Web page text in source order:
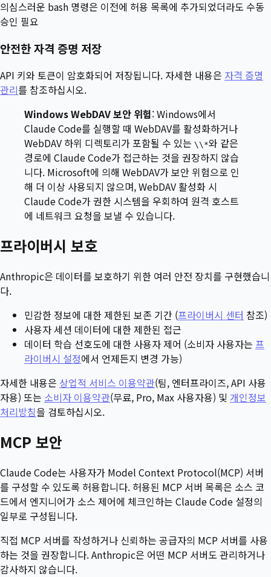
의심스러운 bash 명령은 이전에 허용 목록에 추가되었더라도 수동
승인 필요
안전한 자격 증명 저장
API 키와 토큰이 암호화되어 저장됩니다. 자세한 내용은 자격 증명
관리를 참조하십시오.
Windows WebDAV 보안 위험: Windows에서
Claude Code를 실행할 때 WebDAV를 활성화하거나
WebDAV 하위 디렉토리가 포함될 수 있는 \\*와 같은
경로에 Claude Code가 접근하는 것을 권장하지 않습
니다. Microsoft에 의해 WebDAV가 보안 위험으로 인
해 더 이상 사용되지 않으며, WebDAV 활성화 시
Claude Code가 권한 시스템을 우회하여 원격 호스트
에 네트워크 요청을 보낼 수 있습니다.
프라이버시 보호
Anthropic은 데이터를 보호하기 위한 여러 안전 장치를 구현했습니
다.
민감한 정보에 대한 제한된 보존 기간 (프라이버시 센터 참조)
사용자 세션 데이터에 대한 제한된 접근
데이터 학습 선호도에 대한 사용자 제어 (소비자 사용자는 프
라이버시 설정에서 언제든지 변경 가능)
자세한 내용은 상업적 서비스 이용약관(팀, 엔터프라이즈, API 사용
자용) 또는 소비자 이용약관(무료, Pro, Max 사용자용) 및 개인정보
처리방침을 검토하십시오.
MCP 보안
Claude Code는 사용자가 Model Context Protocol(MCP) 서버
를 구성할 수 있도록 허용합니다. 허용된 MCP 서버 목록은 소스 코
드에서 엔지니어가 소스 제어에 체크인하는 Claude Code 설정의
일부로 구성됩니다.
직접 MCP 서버를 작성하거나 신뢰하는 공급자의 MCP 서버를 사용
하는 것을 권장합니다. Anthropic은 어떤 MCP 서버도 관리하거나
감사하지 않습니다.